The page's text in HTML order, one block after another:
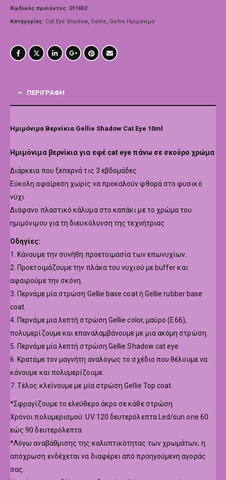
Κωδικός προϊόντος: 011652
Κατηγορίες: Cat Eye Shadow, Gellie, Gellie Ημιμόνιμα
ΠΕΡΙΓΡΑΦΉ
Ημιμόνιμα Βερνίκια Gellie Shadow Cat Eye 10ml
Hμιμόνιμα βερνίκια για εφέ cat eye πάνω σε σκούρο χρώμα
Διάρκεια που ξεπερνά τις 3 εβδομάδες
Εύκολη αφαίρεση χωρίς να προκαλούν φθορά στο φυσικό
νύχι
Διάφανο πλαστικό κάλυμα στο καπάκι με το χρώμα του
ημιμόνιμου για τη διευκόλυνση της τεχνήτριας
Οδηγίες:
1. Κάνουμε την συνήθη προετοιμασία των επωνυχίων.
2. Προετοιμάζουμε την πλάκα του νυχιού με buffer και
αφαιρούμε την σκόνη.
3. Περνάμε μία στρώση Gellie base coat ή Gellie rubber base
coat.
4. Περνάμε μια λεπτή στρώση Gellie color, μαύρο (Ε66),
πολυμερίζουμε και επαναλαμβάνουμε με μια ακόμη στρώση.
5. Περνάμε μία λεπτή στρώση Gellie Shadow cat eye
6. Κρατάμε τον μαγνήτη αναλόγως το σχέδιο που θέλουμε να
κάνουμε και πολυμερίζουμε.
7. Τέλος κλείνουμε με μία στρώση Gellie Top coat.
*Σφραγίζουμε το ελεύθερο άκρο σε κάθε στρώση
Χρόνοι πολυμερισμού: UV 120 δευτερόλεπτα Led/sun one 60
εώς 90 δευτερόλεπτα
*Λόγω αναβάθμισης της καλυπτικότητας των χρωμάτων, η
απόχρωση ενδέχεται να διαφέρει από προηγούμενη αγοράς
σας.